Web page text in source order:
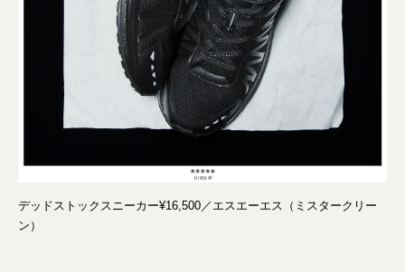
デッドストックスニーカー¥16,500／エスエーエス（ミスタークリー
ン）